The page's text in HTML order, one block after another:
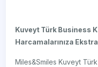
Kuveyt Türk Business
Harcamalarınıza
Miles&Smiles Kuveyt Türk